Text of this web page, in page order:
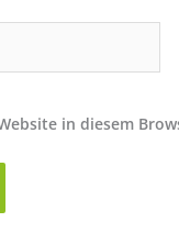
in diesem